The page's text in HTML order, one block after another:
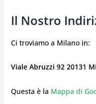
Il Nostro
Ci troviamo a Milano in:
Viale Abruzzi 92 20131
Questa è la Mappa di